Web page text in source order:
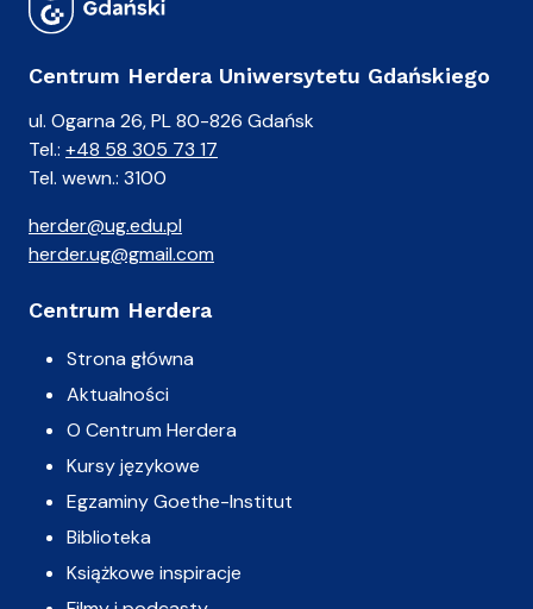
Centrum Herdera Uniwersytetu Gdańskiego
ul. Ogarna 26, PL 80-826 Gdańsk
Tel.: +48 58 305 73 17
Tel. wewn.: 3100
herder@ug.edu.pl
herder.ug@gmail.com
Centrum Herdera
Strona główna
Aktualności
O Centrum Herdera
Kursy językowe
Egzaminy Goethe-Institut
Biblioteka
Książkowe inspiracje